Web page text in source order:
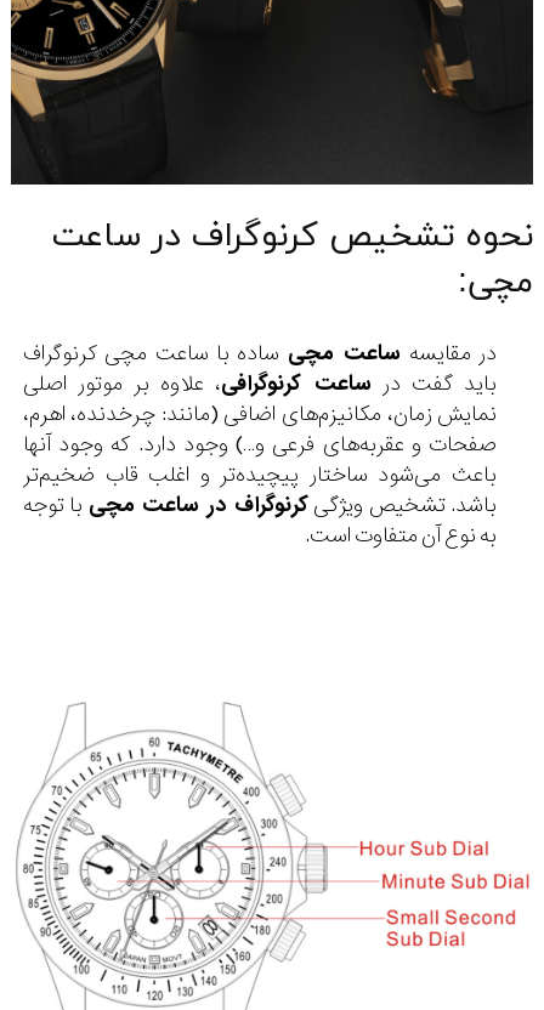
نحوه تشخیص کرنوگراف در ساعت
مچی:
در مقایسه ساعت مچی ساده با ساعت مچی کرنوگراف
باید گفت در ساعت کرنوگرافی، علاوه بر موتور اصلی
نمایش زمان، مکانیزم‌های اضافی (مانند: چرخدنده، اهرم،
صفحات و عقربه‌های فرعی و…) وجود دارد. که وجود آنها
باعث می‌شود ساختار پیچیده‌تر و اغلب قاب ضخیم‌تر
باشد. تشخیص ویژگیکرنوگراف در ساعت مچی با توجه
به نوع آن متفاوت است.